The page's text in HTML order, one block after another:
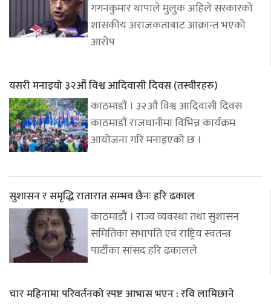
गगनकुमार थापाले मुलुक अहिले सरकारको
शासकीय अराजकताबाट आक्रान्त भएको
आरोप
यसरी मनाइयो ३२औं विश्व आदिवासी दिवस (तस्वीरहरु)
काठमाडौं । ३२औं विश्व आदिवासी दिवस
काठमाडौं राजधानीमा विभिन्न कार्यक्रम
आयोजना गरि मनाइएको छ ।
सुशासन र समृद्धि रातारात सम्भव छैनः हरि ढकाल
काठमाडौं । राज्य व्यवस्था तथा सुशासन
समितिका सभापति एवं राष्ट्रिय स्वतन्त्र
पार्टीका सांसद हरि ढकालले
चार महिनामा परिवर्तनको स्पष्ट आभास भएन : रवि लामिछाने